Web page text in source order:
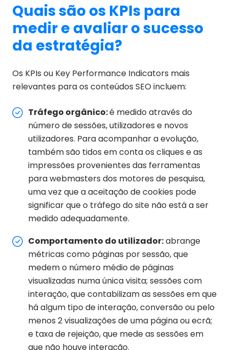
Quais são os KPIs para
medir e avaliar o sucesso
da estratégia?
Os KPIs ou Key Performance Indicators mais
relevantes para os conteúdos SEO incluem:
Tráfego orgânico:é medido através do
número de sessões, utilizadores e novos
utilizadores. Para acompanhar a evolução,
também são tidos em conta os cliques e as
impressões provenientes das ferramentas
para webmasters dos motores de pesquisa,
uma vez que a aceitação de cookies pode
significar que o tráfego do site não está a ser
medido adequadamente.
Comportamento do utilizador:abrange
métricas como páginas por sessão, que
medem o número médio de páginas
visualizadas numa única visita; sessões com
interação, que contabilizam as sessões em que
há algum tipo de interação, conversão ou pelo
menos 2 visualizações de uma página ou ecrã;
e taxa de rejeição, que mede as sessões em
que não houve interação.